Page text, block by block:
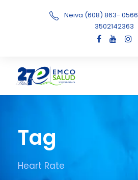
Neiva (608) 863- 0566
3502142363
Tag
Heart Rate